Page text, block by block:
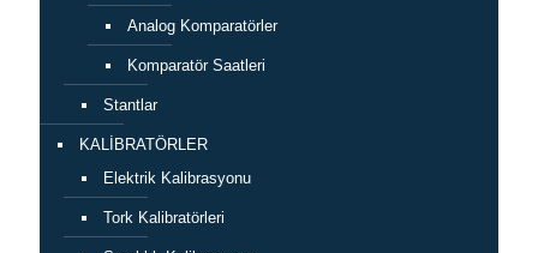
Analog Komparatörler
Komparatör Saatleri
Stantlar
KALİBRATÖRLER
Elektrik Kalibrasyonu
Tork Kalibratörleri